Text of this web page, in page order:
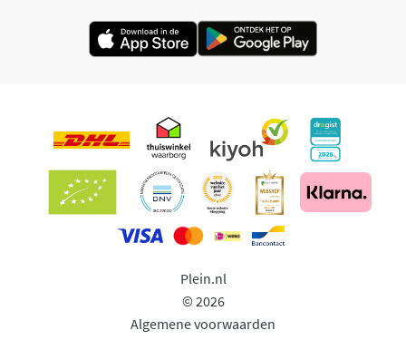
Plein.nl
© 2026
Algemene voorwaarden